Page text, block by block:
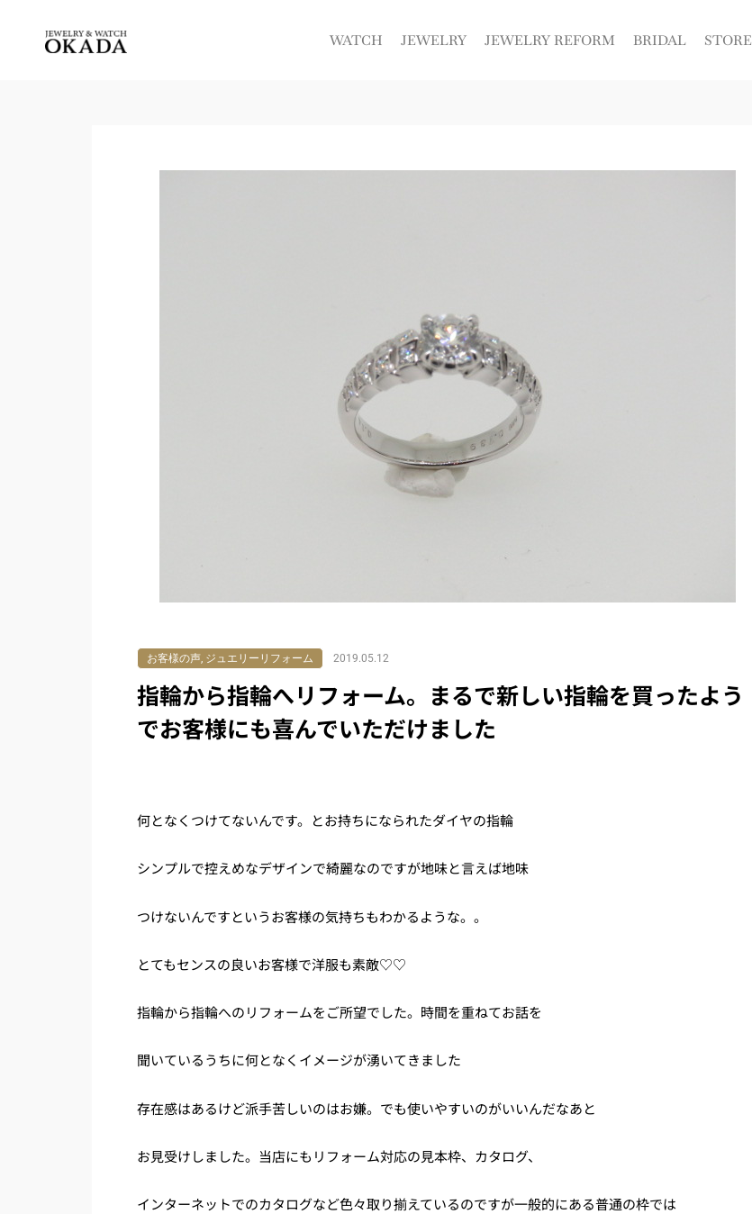
WATCH JEWELRY JEWELRY REFORM BRIDAL STORE
お客様の声, ジュエリーリフォーム 2019.05.12
指輪から指輪へリフォーム。まるで新しい指輪を買ったよう
でお客様にも喜んでいただけました
何となくつけてないんです。とお持ちになられたダイヤの指輪
シンプルで控えめなデザインで綺麗なのですが地味と言えば地味
つけないんですというお客様の気持ちもわかるような。。
とてもセンスの良いお客様で洋服も素敵♡♡
指輪から指輪へのリフォームをご所望でした。時間を重ねてお話を
聞いているうちに何となくイメージが湧いてきました
存在感はあるけど派手苦しいのはお嫌。でも使いやすいのがいいんだなあと
お見受けしました。当店にもリフォーム対応の見本枠、カタログ、
インターネットでのカタログなど色々取り揃えているのですが一般的にある普通の枠では